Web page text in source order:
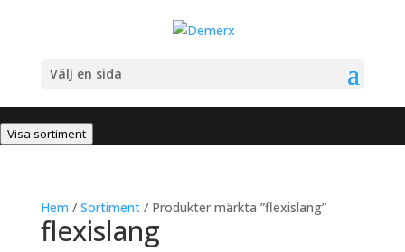
Välj en sida
Visa sortiment
Hem / Sortiment/ Produkter märkta ”flexislang”
flexislang